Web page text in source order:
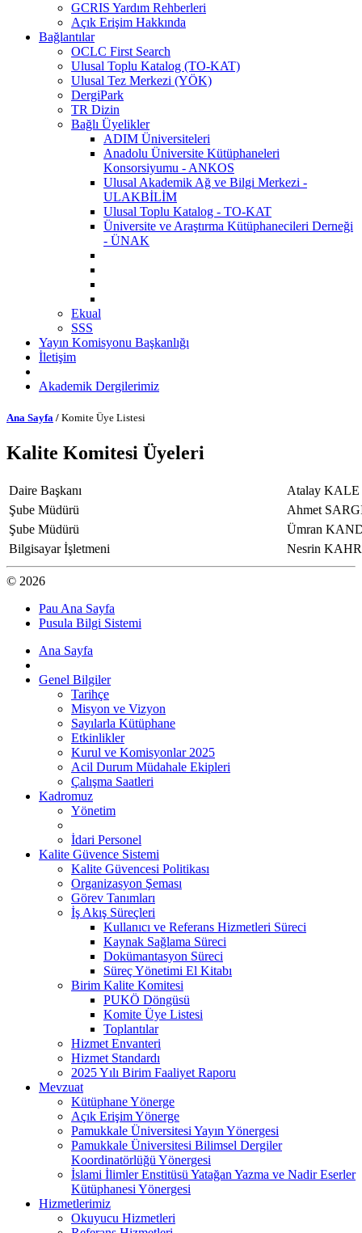
GCRIS Yardım Rehberleri
Açık Erişim Hakkında
Bağlantılar
OCLC First Search
Ulusal Toplu Katalog (TO-KAT)
Ulusal Tez Merkezi (YÖK)
DergiPark
TR Dizin
Bağlı Üyelikler
ADIM Üniversiteleri
Anadolu Üniversite Kütüphaneleri
Konsorsiyumu - ANKOS
Ulusal Akademik Ağ ve Bilgi Merkezi -
ULAKBİLİM
Ulusal Toplu Katalog - TO-KAT
Üniversite ve Araştırma Kütüphanecileri Derneği
- ÜNAK
Ekual
SSS
Yayın Komisyonu Başkanlığı
İletişim
Akademik Dergilerimiz
Ana Sayfa / Komite Üye Listesi
Kalite Komitesi Üyeleri
Daire Başkanı
Atalay KALE
Şube Müdürü
Ahmet
Şube Müdürü
Ümran
Bilgisayar İşletmeni
Nesrin
© 2026
Pau Ana Sayfa
Pusula Bilgi Sistemi
Ana Sayfa
Genel Bilgiler
Tarihçe
Misyon ve Vizyon
Sayılarla Kütüphane
Etkinlikler
Kurul ve Komisyonlar 2025
Acil Durum Müdahale Ekipleri
Çalışma Saatleri
Kadromuz
Yönetim
İdari Personel
Kalite Güvence Sistemi
Kalite Güvencesi Politikası
Organizasyon Şeması
Görev Tanımları
İş Akış Süreçleri
Kullanıcı ve Referans Hizmetleri Süreci
Kaynak Sağlama Süreci
Dokümantasyon Süreci
Süreç Yönetimi El Kitabı
Birim Kalite Komitesi
PUKÖ Döngüsü
Komite Üye Listesi
Toplantılar
Hizmet Envanteri
Hizmet Standardı
2025 Yılı Birim Faaliyet Raporu
Mevzuat
Kütüphane Yönerge
Açık Erişim Yönerge
Pamukkale Üniversitesi Yayın Yönergesi
Pamukkale Üniversitesi Bilimsel Dergiler
Koordinatörlüğü Yönergesi
İslami İlimler Enstitüsü Yatağan Yazma ve Nadir Eserler
Kütüphanesi Yönergesi
Hizmetlerimiz
Okuyucu Hizmetleri